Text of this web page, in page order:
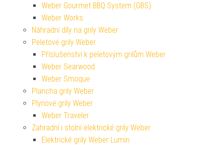
Weber Gourmet BBQ System (GBS)
Weber Works
Náhradní díly na grily Weber
Peletové grily Weber
Příslušenství k peletovým grilům Weber
Weber Searwood
Weber Smoque
Plancha grily Weber
Plynové grily Weber
Weber Traveler
Zahradní i stolní elektrické grily Weber
Elektrické grily Weber Lumin